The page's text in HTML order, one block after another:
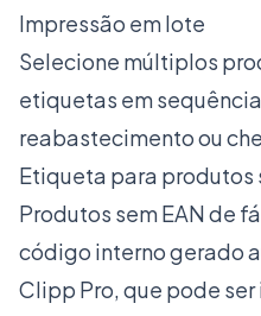
Impressão em lote
Selecione múltiplos
etiquetas em
reabastecimento ou
Etiqueta para produtos
Produtos sem EAN de
código interno gerado
Clipp Pro, que pode ser